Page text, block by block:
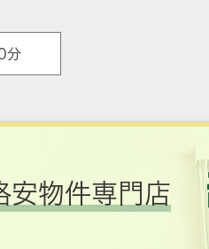
分
安物件専門店